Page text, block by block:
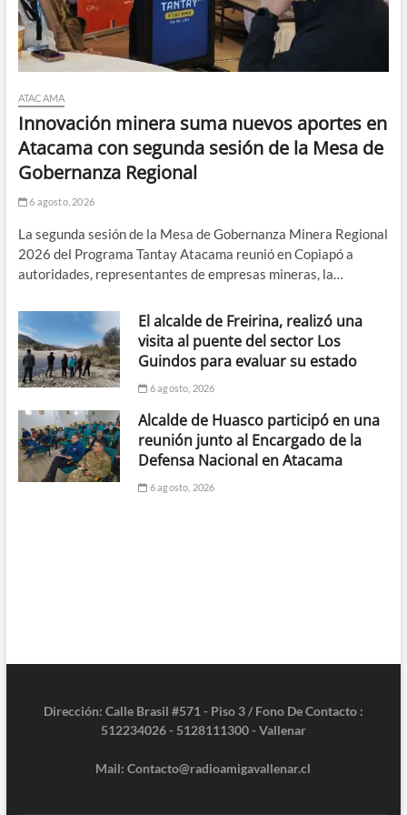
la
vida
por
cumplir
su
ATACAMA
Innovación minera suma nuevos aportes en
Atacama con segunda sesión de la Mesa de
Gobernanza Regional
6 agosto, 2026
La segunda sesión de la Mesa de Gobernanza Minera Regional
2026 del Programa Tantay Atacama reunió en Copiapó a
autoridades, representantes de empresas mineras, la…
El alcalde de Freirina, realizó una
visita al puente del sector Los
Guindos para evaluar su estado
6 agosto, 2026
Alcalde de Huasco participó en una
reunión junto al Encargado de la
Defensa Nacional en Atacama
6 agosto, 2026
Dirección: Calle Brasil #571 - Piso 3 / Fono De Contacto :
512234026 - 5128111300 - Vallenar
Mail: Contacto@radioamigavallenar.cl